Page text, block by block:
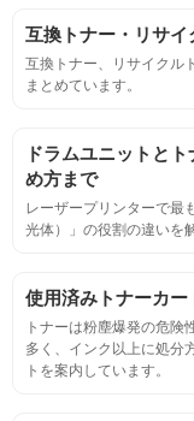
目視検査にて数値測定
連続印刷時の安定し
摩擦試験機で濃度値
互換トナー・リサ
互換トナー、リサイクル
まとめています。
ドラムユニットと
め方まで
レーザープリンターで最
光体）」の役割の違いを
使用済みトナーカ
トナーは粉塵爆発の危険
多く、インク以上に処分
トを案内しています。